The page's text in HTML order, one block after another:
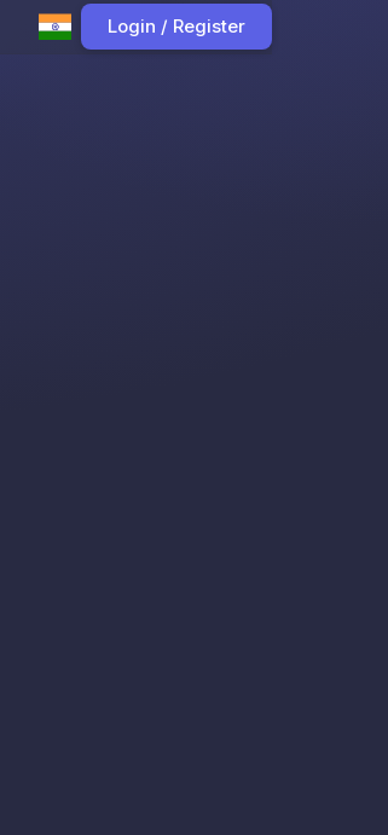
Login / Register